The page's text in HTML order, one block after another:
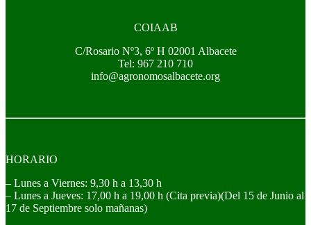
COIAAB
C/Rosario Nº3, 6º H 02001 Albacete
Tel: 967 210 710
info@agronomosalbacete.org
HORARIO
– Lunes a Viernes: 9,30 h a 13,30 h
– Lunes a Jueves: 17,00 h a 19,00 h (Cita previa)(Del 15 de Junio al
17 de Septiembre solo mañanas)